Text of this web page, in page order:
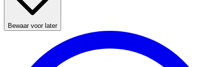
Bewaar voor later